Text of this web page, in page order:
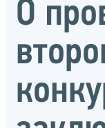
О